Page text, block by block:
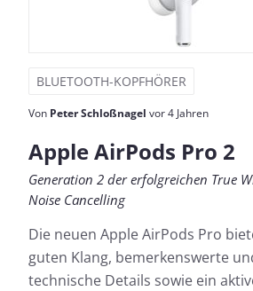
BLUETOOTH-KOPFHÖRER
Von Peter Schloßnagel vor 4 Jahren
Apple AirPods Pro 2
Generation 2 der erfolgreichen True
Noise Cancelling
Die neuen Apple AirPods Pro
guten Klang, bemerkenswerte
technische Details sowie ein